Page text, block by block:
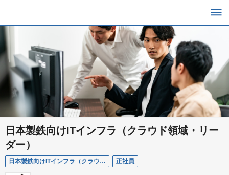
日本製鉄向けITインフラ（クラウド領域・リー
ダー）
日本製鉄向けITインフラ（クラウド領域・リーダー） 正社員